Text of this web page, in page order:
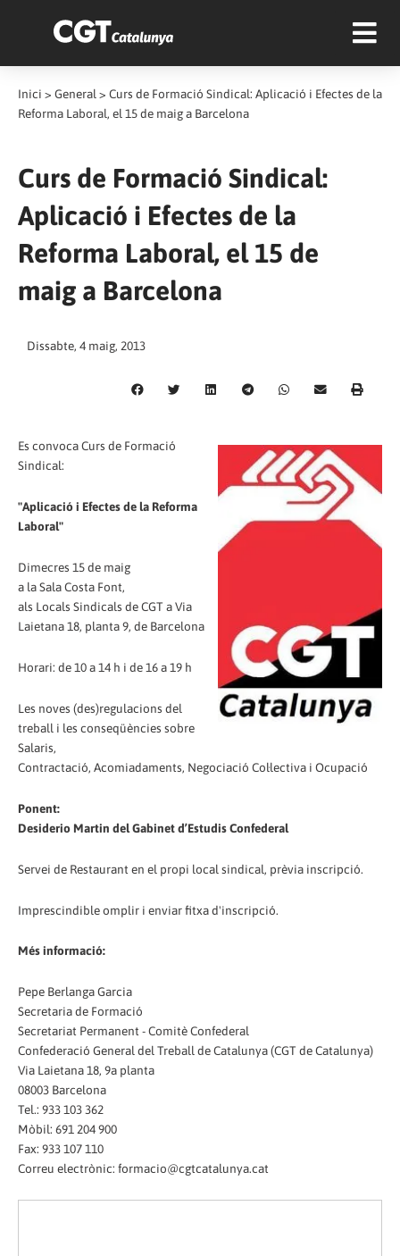
Inici > General > Curs de Formació Sindical: Aplicació i Efectes de la
Reforma Laboral, el 15 de maig a Barcelona
Curs de Formació Sindical:
Aplicació i Efectes de la
Reforma Laboral, el 15 de
maig a Barcelona
Dissabte, 4 maig, 2013
Es convoca Curs de Formació
Sindical:
"Aplicació i Efectes de la Reforma
Laboral"
Dimecres 15 de maig
a la Sala Costa Font,
als Locals Sindicals de CGT a Via
Laietana 18, planta 9, de Barcelona
Horari: de 10 a 14 h i de 16 a 19 h
Les noves (des)regulacions del
treball i les conseqüències sobre
Salaris,
Contractació, Acomiadaments, Negociació Col·lectiva i Ocupació
Ponent:
Desiderio Martin del Gabinet d’Estudis Confederal
Servei de Restaurant en el propi local sindical, prèvia inscripció.
Imprescindible omplir i enviar fitxa d'inscripció.
Més informació:
Pepe Berlanga Garcia
Secretaria de Formació
Secretariat Permanent - Comitè Confederal
Confederació General del Treball de Catalunya (CGT de Catalunya)
Via Laietana 18, 9a planta
08003 Barcelona
Tel.: 933 103 362
Mòbil: 691 204 900
Fax: 933 107 110
Correu electrònic: formacio@cgtcatalunya.cat